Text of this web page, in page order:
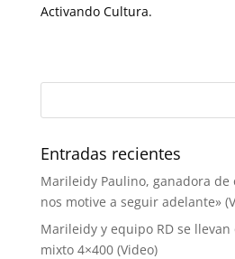
Activando Cultura.
Entradas recientes
Marileidy Paulino, ganadora de
nos motive a seguir adelante»
Marileidy y equipo RD se
mixto 4×400 (Video)